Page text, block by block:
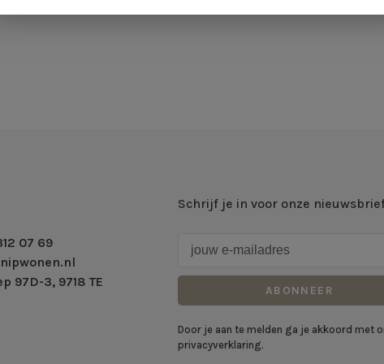
07 69
97D-3, 9718 TE
Schrijf je in voor onze
ABONNEER
Door je aan te melden ga je akkoord met
privacyverklaring.